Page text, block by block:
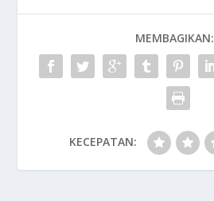
MEMBAGIKAN:
KECEPATAN: